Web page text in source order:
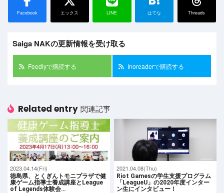
Facebook エックス LINE はてな Threads
Saiga NAKの更新情報を受け取る
Feedlyで購読する Inoreaderで購読する
Related entry 関連記事
2023.04.14(Fri)
徳島県、とくぎんトモニプラザで健
康ゲーム指導士養成講座とLeague
of Legends体験会…
2021.04.08(Thu)
Riot Gamesの学生支援プログラム
「LeagueU」の2020年度インター
ン生にインタビュー！